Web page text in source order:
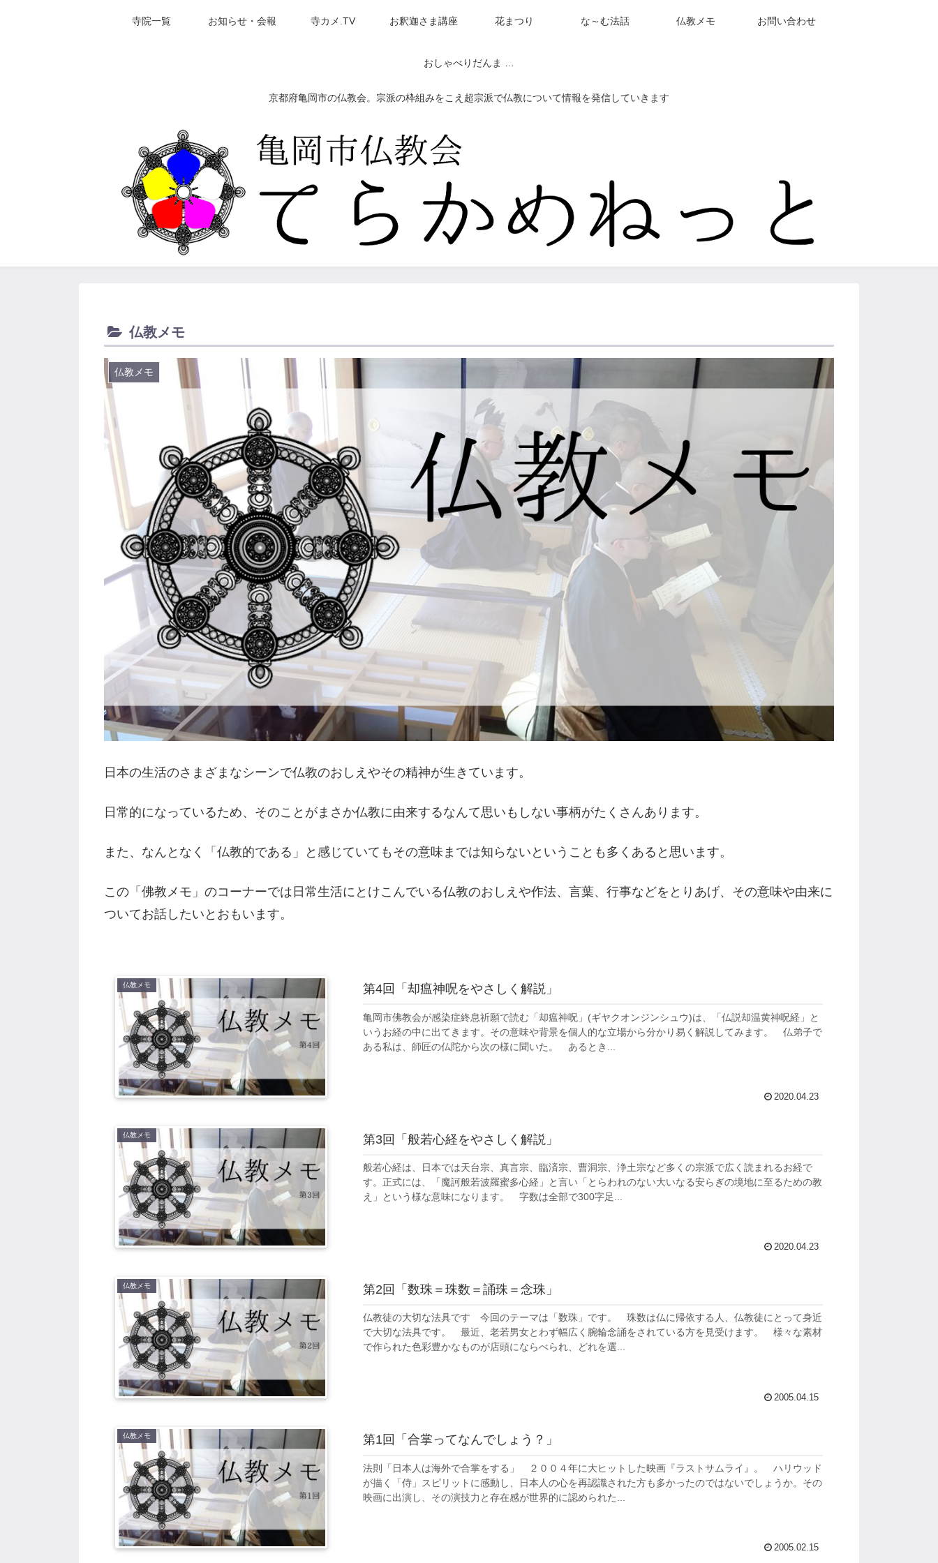
京都府亀岡市の仏教会。宗派の枠組みをこえ超宗派で仏教について情報を発信していきます
寺院一覧 お知らせ・会報 寺カメ.TV お釈迦さま講座 花まつり な～む法話 仏教メモ お問い合わせ
仏教メモ
仏教メモ
日本の生活のさまざまなシーンで仏教のおしえやその精神が生きています。
日常的になっているため、そのことがまさか仏教に由来するなんて思いもしない事柄がたくさんあります。
また、なんとなく「仏教的である」と感じていてもその意味までは知らないということも多くあると思います。
この「佛教メモ」のコーナーでは日常生活にとけこんでいる仏教のおしえや作法、言葉、行事などをとりあげ、その意味や由来に
ついてお話したいとおもいます。
仏教メモ 第4回「却瘟神呪をやさしく解説」
亀岡市佛教会が感染症終息祈願で読む「却瘟神呪」(ギヤクオンジンシュウ)は、「仏説却温黄神呪経」と
いうお経の中に出てきます。その意味や背景を個人的な立場から分かり易く解説してみます。 仏弟子で
ある私は、師匠の仏陀から次の様に聞いた。 あるとき...
2020.04.23
仏教メモ 第3回「般若心経をやさしく解説」
般若心経は、日本では天台宗、真言宗、臨済宗、曹洞宗、浄土宗など多くの宗派で広く読まれるお経で
す。正式には、「魔訶般若波羅蜜多心経」と言い「とらわれのない大いなる安らぎの境地に至るための教
え」という様な意味になります。 字数は全部で300字足...
2020.04.23
仏教メモ 第2回「数珠＝珠数＝誦珠＝念珠」
仏教徒の大切な法具です 今回のテーマは「数珠」です。 珠数は仏に帰依する人、仏教徒にとって身近
で大切な法具です。 最近、老若男女とわず幅広く腕輪念誦をされている方を見受けます。 様々な素材
で作られた色彩豊かなものが店頭にならべられ、どれを選...
2005.04.15
仏教メモ 第1回「合掌ってなんでしょう？」
法則「日本人は海外で合掌をする」 ２００４年に大ヒットした映画『ラストサムライ』。 ハリウッド
が描く「侍」スピリットに感動し、日本人の心を再認識された方も多かったのではないでしょうか。その
映画に出演し、その演技力と存在感が世界的に認められた...
2005.02.15